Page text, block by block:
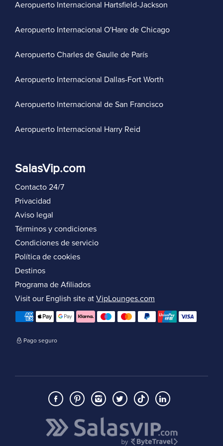
Aeropuerto Internacional Hartsfield-Jackson
Aeropuerto Internacional O'Hare de Chicago
Aeropuerto Charles de Gaulle de París
Aeropuerto Internacional Dallas-Fort Worth
Aeropuerto Internacional de San Francisco
Aeropuerto Internacional Harry Reid
SalasVip.com
Contacto 24/7
Privacidad
Aviso legal
Términos y condiciones
Condiciones de servicio
Política de cookies
Destinos
Programa de Afiliados
Visit our English site at VipLounges.com
Pago seguro